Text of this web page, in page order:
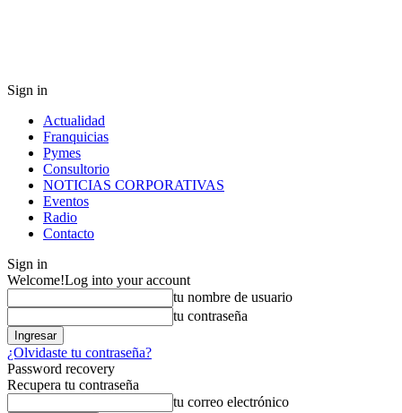
Sign in
Actualidad
Franquicias
Pymes
Consultorio
NOTICIAS CORPORATIVAS
Eventos
Radio
Contacto
Sign in
Welcome!Log into your account
tu nombre de usuario
tu contraseña
¿Olvidaste tu contraseña?
Password recovery
Recupera tu contraseña
tu correo electrónico